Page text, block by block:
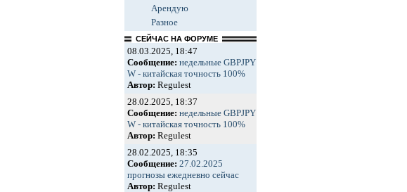
Арендую
Разное
СЕЙЧАС НА ФОРУМЕ
08.03.2025, 18:47
Сообщение: недельные GBPJPY
W - китайская точность 100%
Автор: Regulest
28.02.2025, 18:37
Сообщение: недельные GBPJPY
W - китайская точность 100%
Автор: Regulest
28.02.2025, 18:35
Сообщение: 27.02.2025
прогнозы ежедневно сейчас
Автор: Regulest